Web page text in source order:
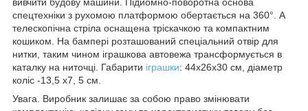
спецтехніки з рухомою платформою обертається на 360°. А
телескопічна стріла оснащена тріскачкою та компактним
кошиком. На бампері розташований спеціальний отвір для
нитки, таким чином іграшкова автовежа трансформується в
каталку на ниточці. Габарити іграшки: 44х26х30 см, діаметр
коліс -13,5 х7, 5 см.
Увага. Виробник залишає за собою право змінювати